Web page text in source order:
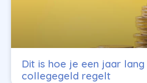
Dit is hoe je een jaar
collegegeld regelt